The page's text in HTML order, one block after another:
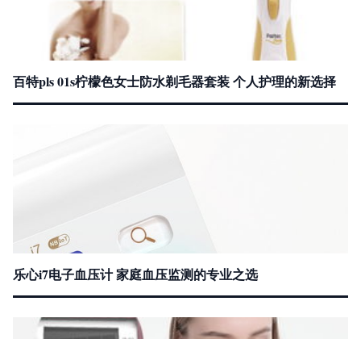
百特pls 01s柠檬色女士防水剃毛器套装 个人护理的新选择
乐心i7电子血压计 家庭血压监测的专业之选